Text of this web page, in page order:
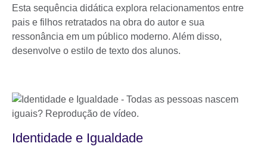
Esta sequência didática explora relacionamentos entre
pais e filhos retratados na obra do autor e sua
ressonância em um público moderno. Além disso,
desenvolve o estilo de texto dos alunos.
Identidade e Igualdade